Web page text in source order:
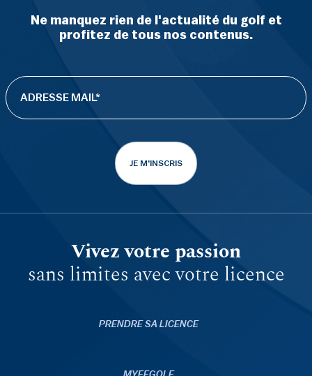
Ne manquez rien de l'actualité du golf et
profitez de tous nos contenus.
JE M'INSCRIS
Vivez votre passion
sans limites avec votre licence
PRENDRE SA LICENCE